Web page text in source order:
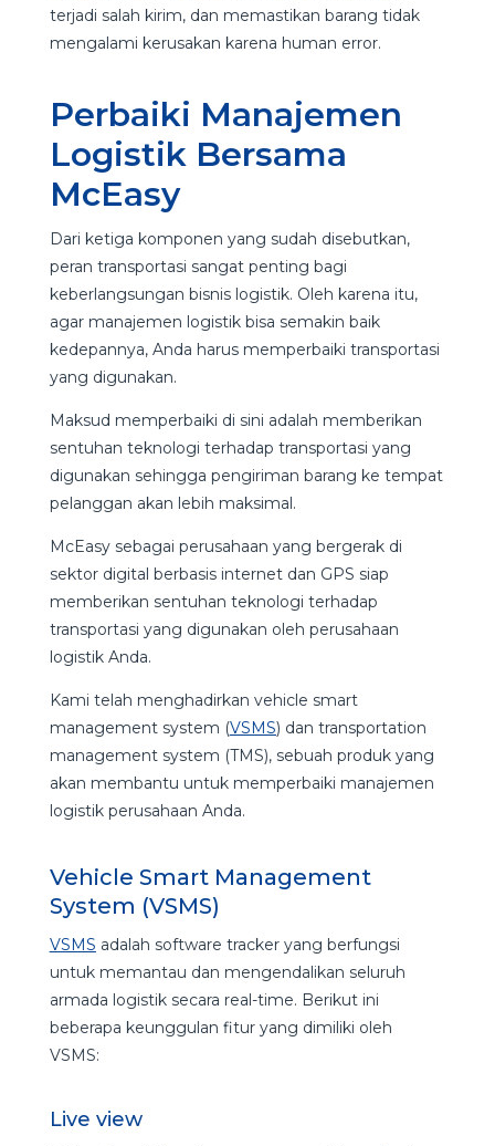
terjadi salah kirim, dan memastikan barang tidak
mengalami kerusakan karena human error.
Perbaiki Manajemen
Logistik Bersama
McEasy
Dari ketiga komponen yang sudah disebutkan,
peran transportasi sangat penting bagi
keberlangsungan bisnis logistik. Oleh karena itu,
agar manajemen logistik bisa semakin baik
kedepannya, Anda harus memperbaiki transportasi
yang digunakan.
Maksud memperbaiki di sini adalah memberikan
sentuhan teknologi terhadap transportasi yang
digunakan sehingga pengiriman barang ke tempat
pelanggan akan lebih maksimal.
McEasy sebagai perusahaan yang bergerak di
sektor digital berbasis internet dan GPS siap
memberikan sentuhan teknologi terhadap
transportasi yang digunakan oleh perusahaan
logistik Anda.
Kami telah menghadirkan vehicle smart
management system (VSMS) dan transportation
management system (TMS), sebuah produk yang
akan membantu untuk memperbaiki manajemen
logistik perusahaan Anda.
Vehicle Smart Management
System (VSMS)
VSMS adalah software tracker yang berfungsi
untuk memantau dan mengendalikan seluruh
armada logistik secara real-time. Berikut ini
beberapa keunggulan fitur yang dimiliki oleh
VSMS:
Live view